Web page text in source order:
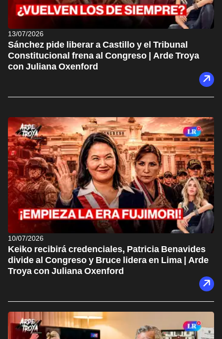
13/07/2026
Sánchez pide liberar a Castillo y el Tribunal
Constitucional frena al Congreso | Arde Troya
con Juliana Oxenford
10/07/2026
Keiko recibirá credenciales, Patricia Benavides
divide al Congreso y Bruce lidera en Lima | Arde
Troya con Juliana Oxenford